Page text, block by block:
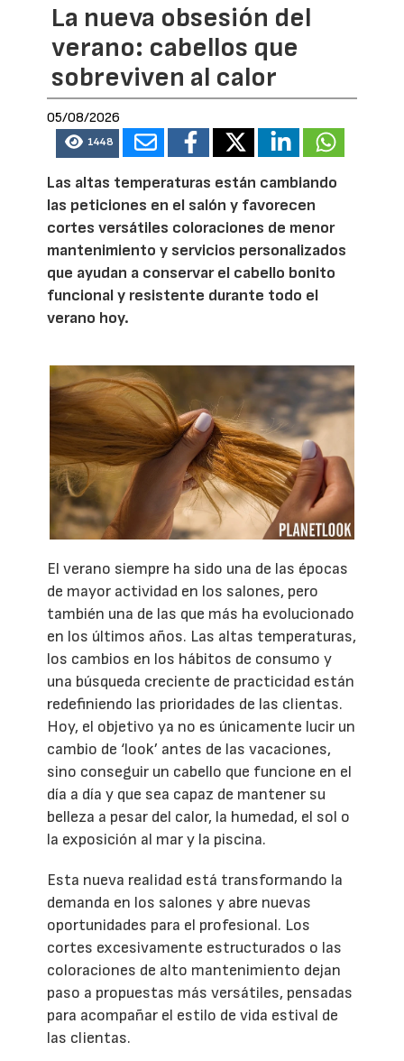
La nueva obsesión del
verano: cabellos que
sobreviven al calor
05/08/2026
1448
Las altas temperaturas están cambiando
las peticiones en el salón y favorecen
cortes versátiles coloraciones de menor
mantenimiento y servicios personalizados
que ayudan a conservar el cabello bonito
funcional y resistente durante todo el
verano hoy.
El verano siempre ha sido una de las épocas
de mayor actividad en los salones, pero
también una de las que más ha evolucionado
en los últimos años. Las altas temperaturas,
los cambios en los hábitos de consumo y
una búsqueda creciente de practicidad están
redefiniendo las prioridades de las clientas.
Hoy, el objetivo ya no es únicamente lucir un
cambio de ‘look’ antes de las vacaciones,
sino conseguir un cabello que funcione en el
día a día y que sea capaz de mantener su
belleza a pesar del calor, la humedad, el sol o
la exposición al mar y la piscina.
Esta nueva realidad está transformando la
demanda en los salones y abre nuevas
oportunidades para el profesional. Los
cortes excesivamente estructurados o las
coloraciones de alto mantenimiento dejan
paso a propuestas más versátiles, pensadas
para acompañar el estilo de vida estival de
las clientas.